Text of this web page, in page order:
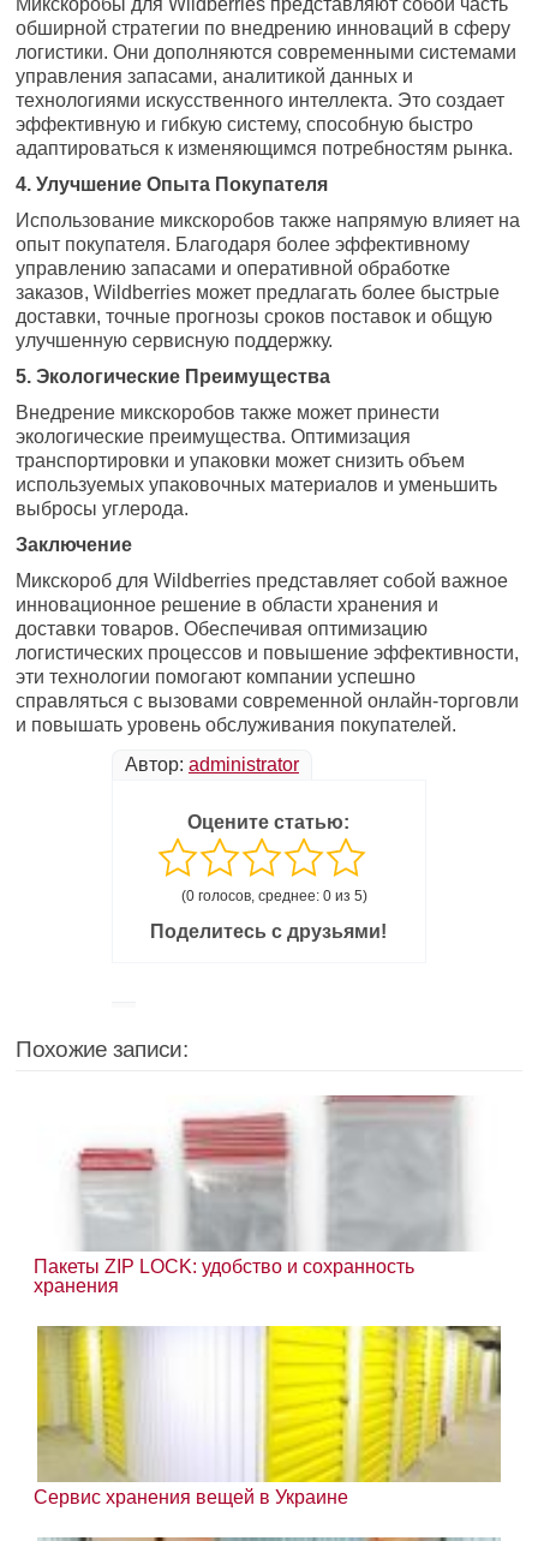
обширной стратегии по внедрению инноваций в сферу
логистики. Они дополняются современными системами
управления запасами, аналитикой данных и
технологиями искусственного интеллекта. Это создает
эффективную и гибкую систему, способную быстро
адаптироваться к изменяющимся потребностям рынка.
4. Улучшение Опыта Покупателя
Использование микскоробов также напрямую влияет на
опыт покупателя. Благодаря более эффективному
управлению запасами и оперативной обработке
заказов, Wildberries может предлагать более быстрые
доставки, точные прогнозы сроков поставок и общую
улучшенную сервисную поддержку.
5. Экологические Преимущества
Внедрение микскоробов также может принести
экологические преимущества. Оптимизация
транспортировки и упаковки может снизить объем
используемых упаковочных материалов и уменьшить
выбросы углерода.
Заключение
Микскороб для Wildberries представляет собой важное
инновационное решение в области хранения и
доставки товаров. Обеспечивая оптимизацию
логистических процессов и повышение эффективности,
эти технологии помогают компании успешно
справляться с вызовами современной онлайн-торговли
и повышать уровень обслуживания покупателей.
Автор: administrator
Оцените статью:
(0 голосов, среднее: 0 из 5)
Поделитесь с друзьями!
Похожие записи:
Пакеты ZIP LOCK: удобство и сохранность
хранения
Сервис хранения вещей в Украине